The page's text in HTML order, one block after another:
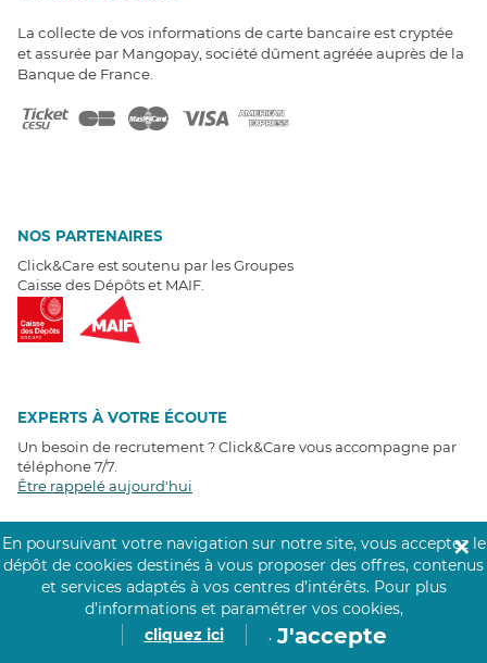
La collecte de vos informations de carte bancaire est cryptée
et assurée par Mangopay, société dûment agréée auprès de la
Banque de France.
NOS PARTENAIRES
Click&Care est soutenu par les Groupes
Caisse des Dépôts et MAIF.
EXPERTS À VOTRE ÉCOUTE
Un besoin de recrutement ? Click&Care vous accompagne par
téléphone 7/7
Être rappelé aujourd'hui
T ÉMOIGNAGES CLIENTS
4,6/5
Avis clients récoltés sur
Google
En poursuivant votre navigation sur notre site, vous acceptez le
dépôt de cookies destinés à vous proposer des offres, contenus
et services adaptés à vos centres d’intérêts. Pour plus
d’informations et paramétrer vos cookies,
cliquez ici
. J'accepte
✕